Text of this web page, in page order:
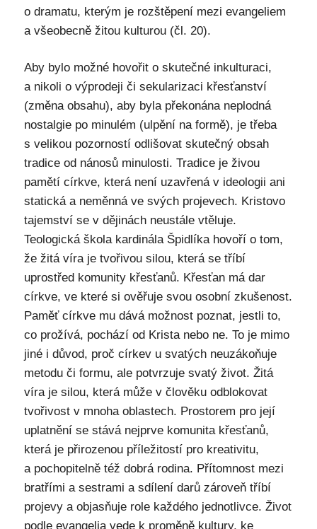
o dramatu, kterým je rozštěpení mezi evangeliem
a všeobecně žitou kulturou (čl. 20).
Aby bylo možné hovořit o skutečné inkulturaci,
a nikoli o výprodeji či sekularizaci křesťanství
(změna obsahu), aby byla překonána neplodná
nostalgie po minulém (ulpění na formě), je třeba
s velikou pozorností odlišovat skutečný obsah
tradice od nánosů minulosti. Tradice je živou
pamětí církve, která není uzavřená v ideologii ani
statická a neměnná ve svých projevech. Kristovo
tajemství se v dějinách neustále vtěluje.
Teologická škola kardinála Špidlíka hovoří o tom,
že žitá víra je tvořivou silou, která se tříbí
uprostřed komunity křesťanů. Křesťan má dar
církve, ve které si ověřuje svou osobní zkušenost.
Paměť církve mu dává možnost poznat, jestli to,
co prožívá, pochází od Krista nebo ne. To je mimo
jiné i důvod, proč církev u svatých neuzákoňuje
metodu či formu, ale potvrzuje svatý život. Žitá
víra je silou, která může v člověku odblokovat
tvořivost v mnoha oblastech. Prostorem pro její
uplatnění se stává nejprve komunita křesťanů,
která je přirozenou příležitostí pro kreativitu,
a pochopitelně též dobrá rodina. Přítomnost mezi
bratřími a sestrami a sdílení darů zároveň tříbí
projevy a objasňuje role každého jednotlivce. Život
podle evangelia vede k proměně kultury, ke